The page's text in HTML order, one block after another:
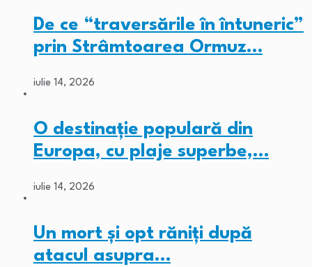
De ce “traversările în întuneric”
prin Strâmtoarea Ormuz…
iulie 14, 2026
O destinație populară din
Europa, cu plaje superbe,…
iulie 14, 2026
Un mort și opt răniți după
atacul asupra…